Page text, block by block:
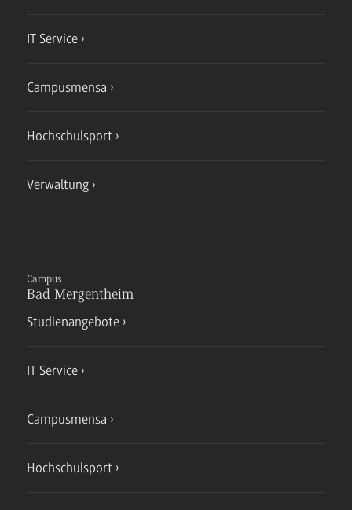
IT Service
Campusmensa
Hochschulsport
Verwaltung
Campus
Bad Mergentheim
Studienangebote
IT Service
Campusmensa
Hochschulsport